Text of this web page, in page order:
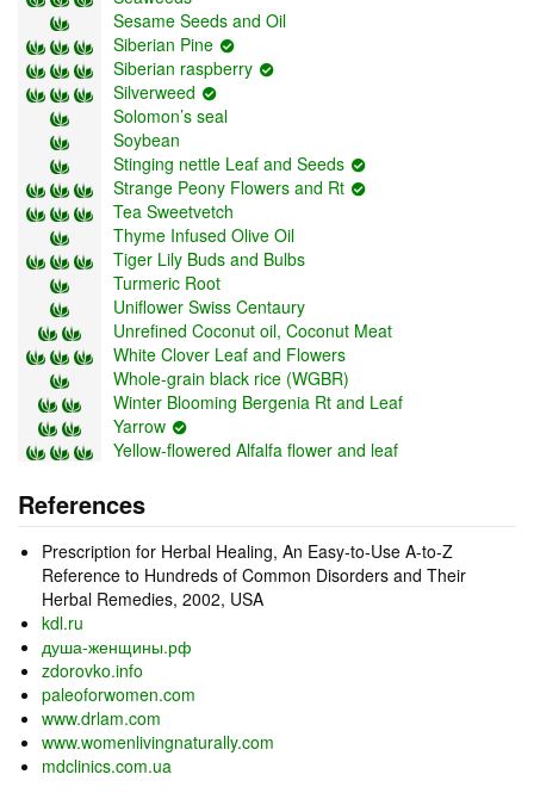
Sesame Seeds and Oil
Siberian Pine
Siberian raspberry
Silverweed
Solomon’s seal
Soybean
Stinging nettle Leaf and Seeds
Strange Peony Flowers and Rt
Tea Sweetvetch
Thyme Infused Olive Oil
Tiger Lily Buds and Bulbs
Turmeric Root
Uniflower Swiss Centaury
Unrefined Coconut oil, Coconut Meat
White Clover Leaf and Flowers
Whole-grain black rice (WGBR)
Winter Blooming Bergenia Rt and Leaf
Yarrow
Yellow-flowered Alfalfa flower and leaf
References
Prescription for Herbal Healing, An Easy-to-Use A-to-Z
Reference to Hundreds of Common Disorders and Their
Herbal Remedies, 2002, USA
kdl.ru
душа-женщины.рф
zdorovko.info
paleoforwomen.com
www.drlam.com
www.womenlivingnaturally.com
mdclinics.com.ua